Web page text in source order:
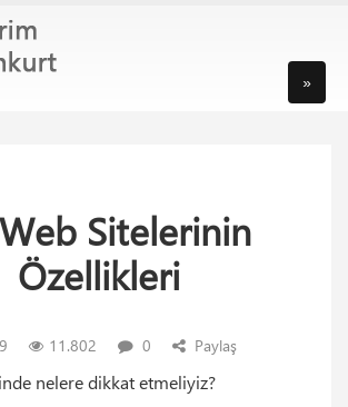
»
Sitelerinin
Özellikleri
11.802 0 Paylaş
nelere dikkat etmeliyiz?